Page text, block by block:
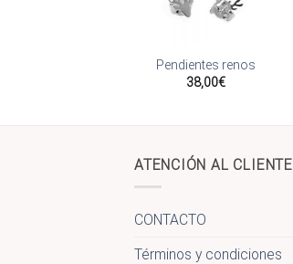
lista
Pendientes renos
38,00€
ATENCIÓN AL CLIENTE
CONTACTO
Términos y condiciones